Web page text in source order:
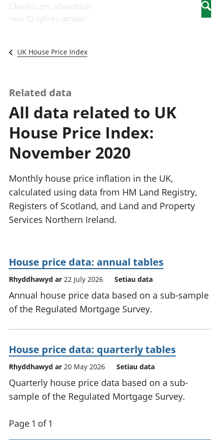
Newidiadau i
fusnesau
Diwydiant
a'r rhyngrwyd
Y diwydiant
gweithgynhyrchu
a chynhyrchu
Y diwydiant
manwethu
twristiaeth
Gwerth
Ychwanegol Gros
Mynegeion
phrisiau
pensiynau ac
ymddiriedolaethau
Cyfrifon gwladol
Cyfrifon
rhanbarthol
mewn
gwaith
Chwilio am allweddair
neu ID cyfres amser
UK House Price Index
Related data
All data related to UK
House Price Index:
November 2020
Monthly house price inflation in the UK,
calculated using data from HM Land Registry,
Registers of Scotland, and Land and Property
Services Northern Ireland.
House price data: annual tables
Rhyddhawyd ar 22 July 2026 Setiau data
Annual house price data based on a sub-sample
of the Regulated Mortgage Survey.
House price data: quarterly tables
Rhyddhawyd ar 20 May 2026 Setiau data
Quarterly house price data based on a sub-
sample of the Regulated Mortgage Survey.
Page 1 of 1